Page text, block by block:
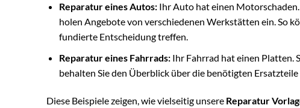
Reparatur eines Autos:Ihr Auto hat einen
holen Angebote von verschiedenen Werkstätten ein. So
fundierte Entscheidung treffen.
Reparatur eines Fahrrads:Ihr Fahrrad hat einen Platten.
behalten Sie den Überblick über die benötigten
Diese Beispiele zeigen, wie vielseitig unsere Reparatur